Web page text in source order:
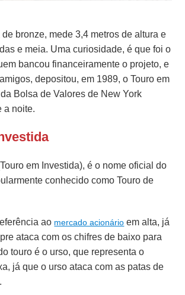
bronze, mede 3,4 metros de altura e
e meia. Uma curiosidade, é que foi o
bancou financeiramente o projeto, e
depositou, em 1989, o Touro em
Bolsa de Valores de New York
a noite.
em Investida), é o nome oficial do
conhecido como Touro de
ao mercado acionário em alta, já
ataca com os chifres de baixo para
touro é o urso, que representa o
já que o urso ataca com as patas de